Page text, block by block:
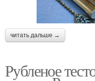
читать дальше →
Рубленое